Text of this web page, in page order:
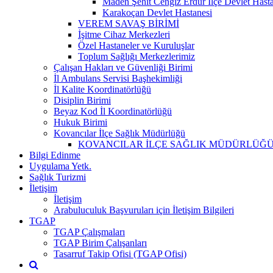
Karakoçan Devlet Hastanesi
VEREM SAVAŞ BİRİMİ
İşitme Cihaz Merkezleri
Özel Hastaneler ve Kuruluşlar
Toplum Sağlığı Merkezlerimiz
Çalışan Hakları ve Güvenliği Birimi
İl Ambulans Servisi Başhekimliği
İl Kalite Koordinatörlüğü
Disiplin Birimi
Beyaz Kod İl Koordinatörlüğü
Hukuk Birimi
Kovancılar İlçe Sağlık Müdürlüğü
KOVANCILAR İLÇE SAĞLIK
Bilgi Edinme
Uygulama Yetk.
Sağlık Turizmi
İletişim
İletişim
Arabuluculuk Başvuruları için İletişim Bilgileri
TGAP
TGAP Çalışmaları
TGAP Birim Çalışanları
Tasarruf Takip Ofisi (TGAP Ofisi)